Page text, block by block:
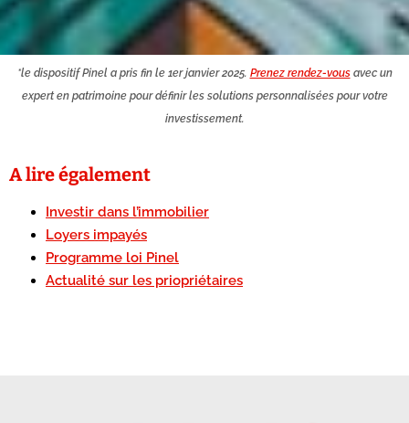
*le dispositif Pinel a pris fin le 1er janvier 2025. Prenez rendez-vousavec un
expert en patrimoine pour définir les solutions personnalisées pour votre
investissement.
A lire également
Investir dans l’immobilier
Loyers impayés
Programme loi Pinel
Actualité sur les priopriétaires